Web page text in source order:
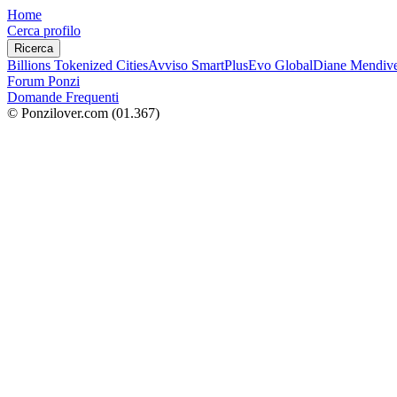
Home
Cerca profilo
Ricerca
Billions Tokenized CitiesAvviso SmartPlusEvo GlobalDiane
Forum Ponzi
Domande Frequenti
© Ponzilover.com (01.367)